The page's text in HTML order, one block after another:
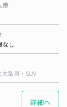
庫
なし
大型車・SUV
詳細へ